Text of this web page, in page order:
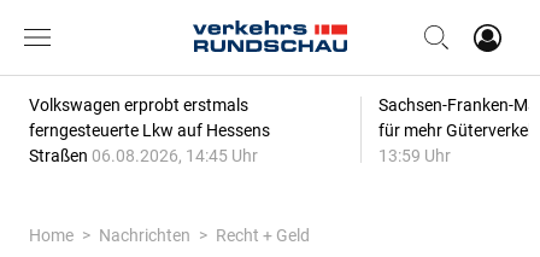
Volkswagen erprobt erstmals
ferngesteuerte Lkw auf Hessens
Straßen 06.08.2026, 14:45 Uhr
Sachsen-Franken-
für mehr
13:59 Uhr
Home Nachrichten
Recht + Geld